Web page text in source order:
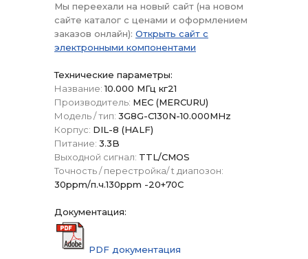
Мы переехали на новый сайт (на новом
сайте каталог с ценами и оформлением
заказов онлайн): Открыть сайт с
электронными компонентами
Технические параметры:
Название: 10.000 МГц кг21
Производитель: МЕС (MERCURU)
Модель / тип: 3G8G-C130N-10.000MHz
Корпус: DIL-8 (HALF)
Питание: 3.3B
Выходной сигнал: TTL/CMOS
Точность / перестройка/ t диапозон:
30ppm/п.ч.130ppm -20+70C
Документация:
PDF документация